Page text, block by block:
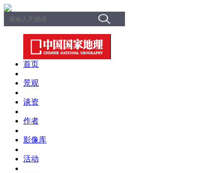
首页
景观
谈资
作者
影像库
活动